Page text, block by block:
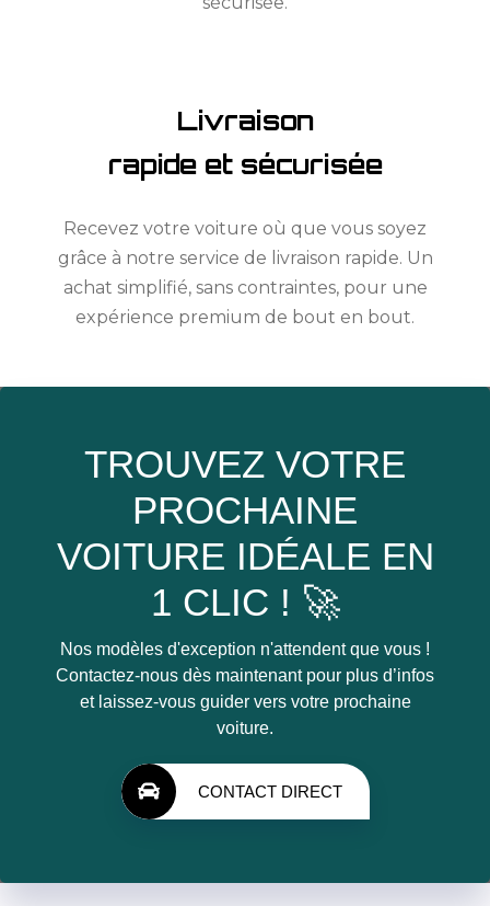
Livraison
rapide et sécurisée
Recevez votre voiture où que vous soyez
grâce à notre service de livraison rapide. Un
achat simplifié, sans contraintes, pour une
expérience premium de bout en bout.
TROUVEZ VOTRE
PROCHAINE
VOITURE IDÉALE EN
1 CLIC ! 🚀
Nos modèles d'exception n'attendent que vous !
Contactez-nous dès maintenant pour plus d’infos
et laissez-vous guider vers votre prochaine
voiture.
CONTACT DIRECT